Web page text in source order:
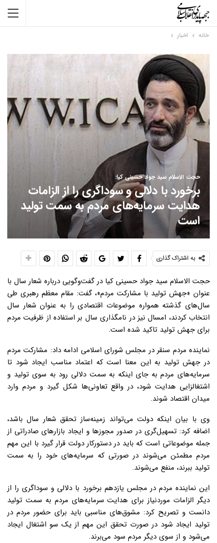
خانه اخبار
حجت الاسلام سید جواد حسینی کیا:
برخورد با دلالی و سوداگری را از الزامات
هدایت سرمایه‌های مردم به سمت تولید
است
به اشتراک گذاری
حجت الاسلام سید جواد حسینی کیا در گفت‌وگویی درباره شعار سال با
عنوان «جهش تولید با مشارکت مردم»، گفت: مقام معظم رهبری طی
سال‌های گذشته همواره موضوعات اقتصادی را به عنوان شعار سال
انتخاب کردند، امسال نیز در نامگذاری سال بر استفاده از ظرفیت مردم
برای جهش تولید تاکید شده است.
نماینده مردم سنقر در مجلس شورای اسلامی ادامه داد: مشارکت مردم
در جهش تولید به این معنا است که اعتماد مناسب ایجاد شود تا
سرمایه‌های مردم به جای اینکه به سمت دلالی رود به سوی تولید و
اشتغالزایی هدایت شود، در واقع تعاونی‌ها شکل گیرد و مردم وارد
میدان اقتصاد شوند.
وی با بیان اینکه دولت می‌تواند زمینه‌ساز تحقق شعار سال باشد،
اضافه کرد: تسهیل‌گری در صدور مجوزها و ایجاد بازارهای صادراتی از
جمله موضوعاتی است که باید در دستورکار دولت قرار گیرد با این مهم
مردم مطمئن می‌شوند در صورتی که سرمایه‌های خود را به سمت
تولید ببرند، منفع می‌شوند.
این نماینده مردم در مجلس یازدهم برخورد با دلالی و سوداگری را از
دیگر الزامات موردنیاز برای هدایت سرمایه‌های مردم به سمت تولید
دانست و تصریح کرد: مشوق‌های مناسبی باید برای حضور مردم در
تولید ایجاد شود در صورت تحقق این مهم از یک سو اشتغال ایجاد
می‌شود و از سوی دیگر مردم سود می‌برند.